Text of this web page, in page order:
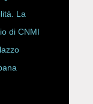
La
di CNMI